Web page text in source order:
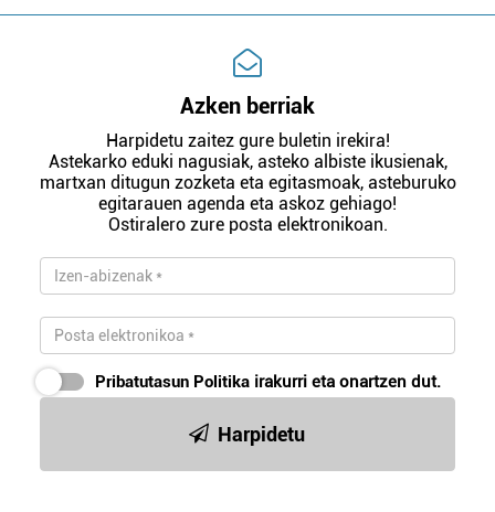
Azken berriak
Harpidetu zaitez gure buletin irekira!
Astekarko eduki nagusiak, asteko albiste ikusienak,
martxan ditugun zozketa eta egitasmoak, asteburuko
egitarauen agenda eta askoz gehiago!
Ostiralero zure posta elektronikoan.
Pribatutasun Politika irakurri eta onartzen dut.
Harpidetu